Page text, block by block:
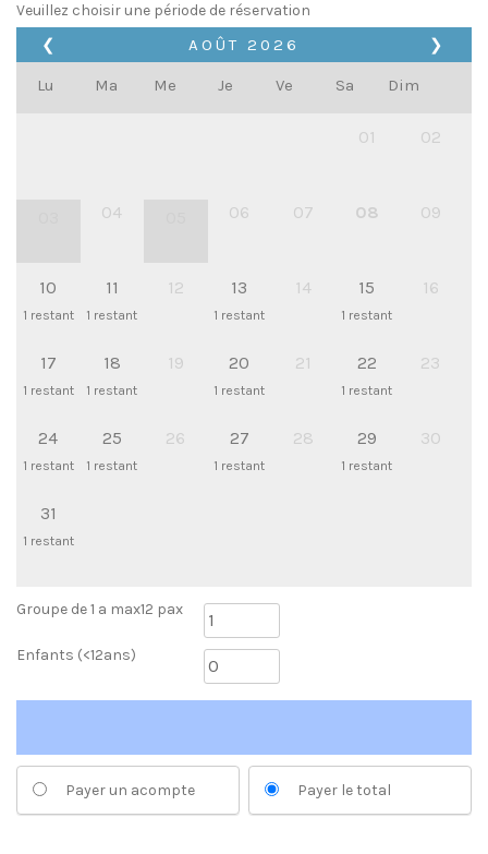
Veuillez choisir une période de réservation
❮ ❯
AOÛT 2026
Lu Ma Me Je Ve Sa Dim
01 02
04 06 07 08 09
10
1 restant
11
1 restant
12 13
1 restant
14 15
1 restant
16
17
1 restant
18
1 restant
19 20
1 restant
21 22
1 restant
23
24
1 restant
25
1 restant
26 27
1 restant
28 29
1 restant
30
31
1 restant
Groupe de 1 a max12 pax
Enfants (<12ans)
Payer un acompte Payer le total